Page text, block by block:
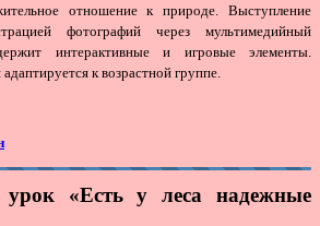
отношение к природе. Выступление
фотографий через мультимедийный
интерактивные и игровые элементы.
к возрастной группе.
урок «Есть у леса надежные